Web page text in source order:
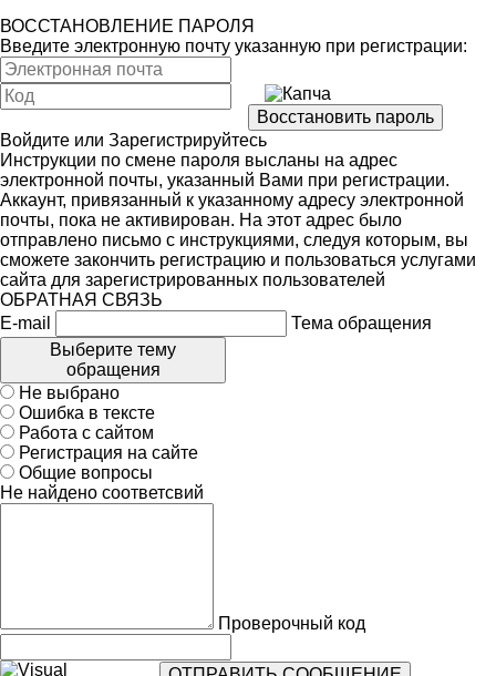
ВОССТАНОВЛЕНИЕ ПАРОЛЯ
Введите электронную почту указанную при регистрации:
Войдите или Зарегистрируйтесь
Инструкции по смене пароля высланы на адрес
электронной почты, указанный Вами при регистрации.
Аккаунт, привязанный к указанному адресу электронной
почты, пока не активирован. На этот адрес было
отправлено письмо с инструкциями, следуя которым, вы
сможете закончить регистрацию и пользоваться услугами
сайта для зарегистрированных пользователей
ОБРАТНАЯ СВЯЗЬ
E-mail
Тема обращения
Выберите тему
обращения
Не выбрано
Ошибка в тексте
Работа с сайтом
Регистрация на сайте
Общие вопросы
Не найдено соответсвий
Проверочный код